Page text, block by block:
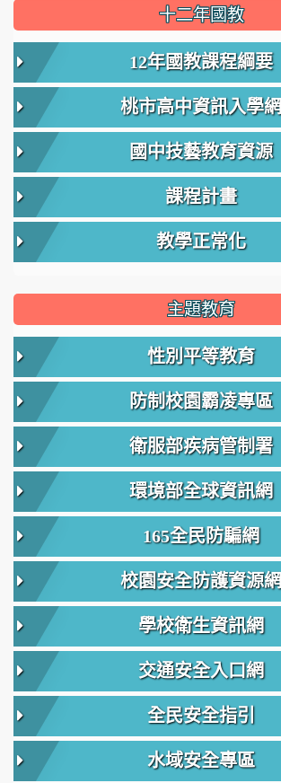
::: 十二年國教
12年國教課程綱要
桃市高中資訊入學網
國中技藝教育資源
課程計畫
教學正常化
主題教育
性別平等教育
防制校園霸凌專區
衛服部疾病管制署
環境部全球資訊網
165全民防騙網
校園安全防護資源網
學校衛生資訊網
交通安全入口網
全民安全指引
水域安全專區